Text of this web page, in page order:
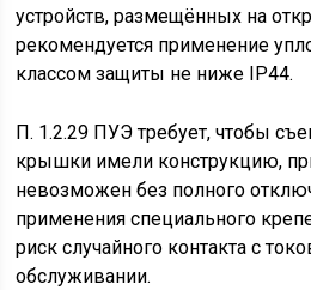
устройств, размещённых на
рекомендуется применение
классом защиты не ниже IP44.
П. 1.2.29 ПУЭ требует, чтобы
крышки имели конструкцию,
невозможен без полного
применения специального
риск случайного контакта с
обслуживании.